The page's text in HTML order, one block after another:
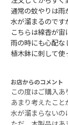
通常の蚊やりは雨
水が溜まるのです
こちらは線香が
雨の時にも心配な
植木鉢に刺して使
お店からのコメント
この度はご購入あ
あまり考えたこ
水が溜まらないの